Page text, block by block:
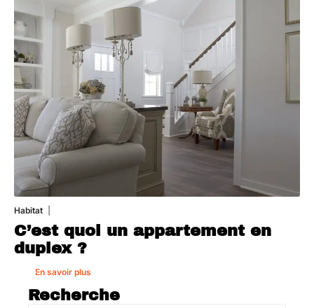
Habitat
C’est quoi un appartement en
duplex ?
En savoir plus
Recherche